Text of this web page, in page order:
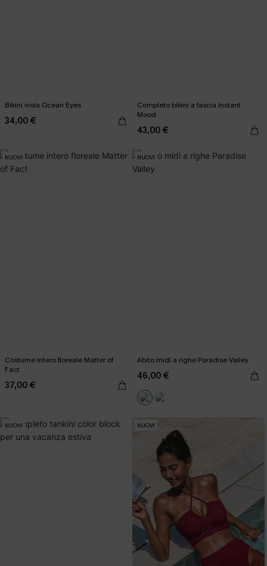
Bikini viola Ocean Eyes
34,00 €
Completo bikini a fascia Instant
Mood
43,00 €
NUOVI
Costume intero floreale Matter of
Fact
37,00 €
NUOVI
Abito midi a righe Paradise Valley
46,00 €
NUOVI NUOVI